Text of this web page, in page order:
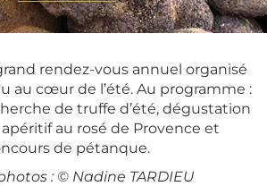
rendez-vous annuel organisé
au cœur de l’été. Au programme :
de truffe d’été, dégustation
au rosé de Provence et
de pétanque.
: © Nadine TARDIEU